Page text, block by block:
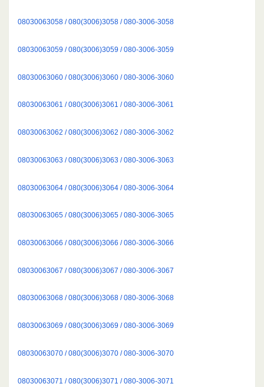
08030063058 / 080(3006)3058 / 080-3006-3058
08030063059 / 080(3006)3059 / 080-3006-3059
08030063060 / 080(3006)3060 / 080-3006-3060
08030063061 / 080(3006)3061 / 080-3006-3061
08030063062 / 080(3006)3062 / 080-3006-3062
08030063063 / 080(3006)3063 / 080-3006-3063
08030063064 / 080(3006)3064 / 080-3006-3064
08030063065 / 080(3006)3065 / 080-3006-3065
08030063066 / 080(3006)3066 / 080-3006-3066
08030063067 / 080(3006)3067 / 080-3006-3067
08030063068 / 080(3006)3068 / 080-3006-3068
08030063069 / 080(3006)3069 / 080-3006-3069
08030063070 / 080(3006)3070 / 080-3006-3070
08030063071 / 080(3006)3071 / 080-3006-3071